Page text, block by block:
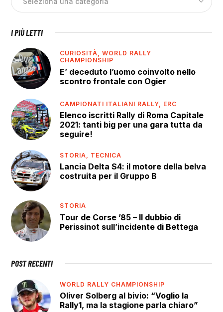
I PIÙ LETTI
CURIOSITÀ,WORLD RALLY
CHAMPIONSHIP
E’ deceduto l’uomo coinvolto nello
scontro frontale con Ogier
CAMPIONATI ITALIANI RALLY, ERC
Elenco iscritti Rally di Roma Capitale
2021: tanti big per una gara tutta da
seguire!
STORIA, TECNICA
Lancia Delta S4: il motore della belva
costruita per il Gruppo B
STORIA
Tour de Corse ’85 – Il dubbio di
Perissinot sull’incidente di Bettega
POST RECENTI
WORLD RALLY CHAMPIONSHIP
Oliver Solberg al bivio: “Voglio la
Rally1, ma la stagione parla chiaro”